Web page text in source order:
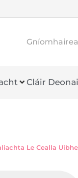
Cláir
Le Cealla